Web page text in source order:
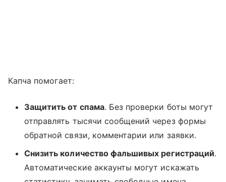
Капча помогает:
Защитить от спама. Без проверки боты могут
отправлять тысячи сообщений через формы
обратной связи, комментарии или заявки.
Снизить количество фальшивых регистраций.
Автоматические аккаунты могут искажать